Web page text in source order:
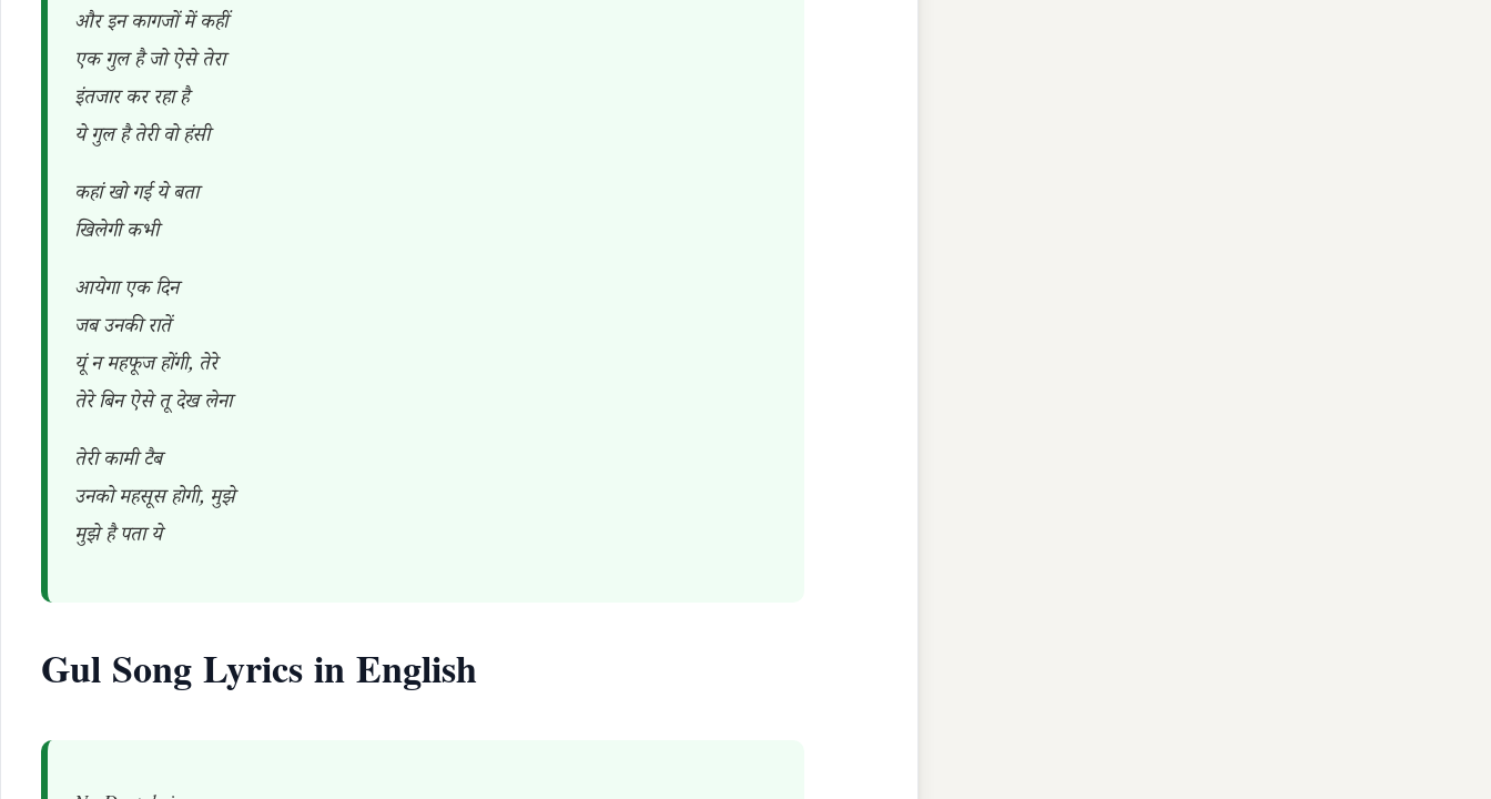
और इन कागजों में कहीं
एक गुल है जो ऐसे तेरा
इंतजार कर रहा है
ये गुल है तेरी वो हंसी
कहां खो गई ये बता
खिलेगी कभी
आयेगा एक दिन
जब उनकी रातें
यूं न महफूज होंगी, तेरे
तेरे बिन ऐसे तू देख लेना
तेरी कामी टैब
उनको महसूस होगी, मुझे
मुझे है पता ये
Gul Song Lyrics in English